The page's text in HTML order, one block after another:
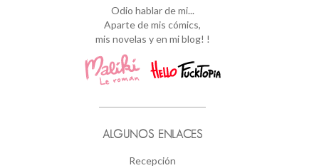
Odio hablar de mi...
Aparte de mis cómics,
mis novelas y en mi blog! !
ALGUNOS ENLACES
Recepción